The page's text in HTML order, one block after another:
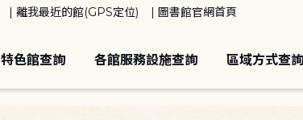
離我最近的館(GPS定位) 圖書館官網首頁
特色館查詢 各館服務設施查詢 區域方式查